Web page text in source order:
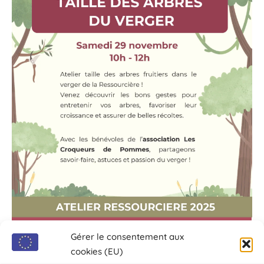
Gérer le consentement aux
cookies (EU)